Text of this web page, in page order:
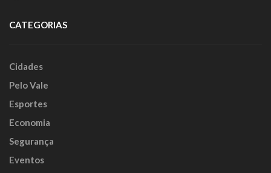
CATEGORIAS
Cidades
Pelo Vale
Esportes
Economia
Segurança
Eventos